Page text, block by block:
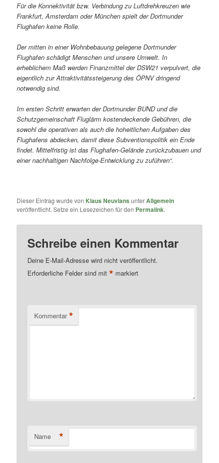
Für die Konnektivität bzw. Verbindung zu Luftdrehkreuzen wie
Frankfurt, Amsterdam oder München spielt der Dortmunder
Flughafen keine Rolle.
Der mitten in einer Wohnbebauung gelegene Dortmunder
Flughafen schädigt Menschen und unsere Umwelt. In
erheblichem Maß werden Finanzmittel der DSW21 verpulvert, die
eigentlich zur Attraktivitätssteigerung des ÖPNV dringend
notwendig sind.
Im ersten Schritt erwarten der Dortmunder BUND und die
Schutzgemeinschaft Fluglärm kostendeckende Gebühren, die
sowohl die operativen als auch die hoheitlichen Aufgaben des
Flughafens abdecken, damit diese Subventionspolitik ein Ende
findet. Mittelfristig ist das Flughafen-Gelände zurückzubauen und
einer nachhaltigen Nachfolge-Entwicklung zu zuführen“.
Dieser Eintrag wurde von Klaus Neuvians unterAllgemein
veröffentlicht. Setze ein Lesezeichen für den Permalink.
Schreibe einen Kommentar
Deine E-Mail-Adresse wird nicht veröffentlicht.
Erforderliche Felder sind mit* markiert
Kommentar *
Name *